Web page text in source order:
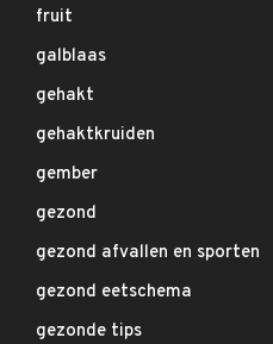
fruit
galblaas
gehakt
gehaktkruiden
gember
gezond
gezond afvallen en sporten
gezond eetschema
gezonde tips